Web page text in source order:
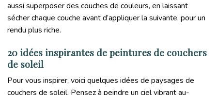
aussi superposer des couches de couleurs, en laissant
sécher chaque couche avant d’appliquer la suivante, pour un
rendu plus riche.
20 idées inspirantes de peintures de couchers
de soleil
Pour vous inspirer, voici quelques idées de paysages de
couchers de soleil. Pensez à peindre un ciel vibrant au-